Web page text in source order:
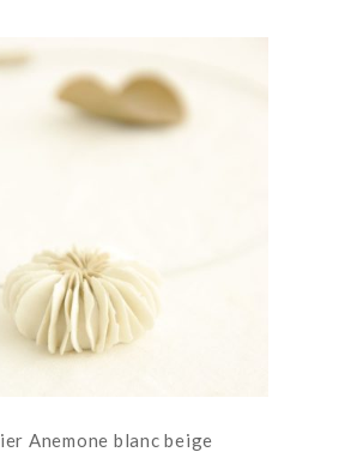
produit
Anemone blanc beige